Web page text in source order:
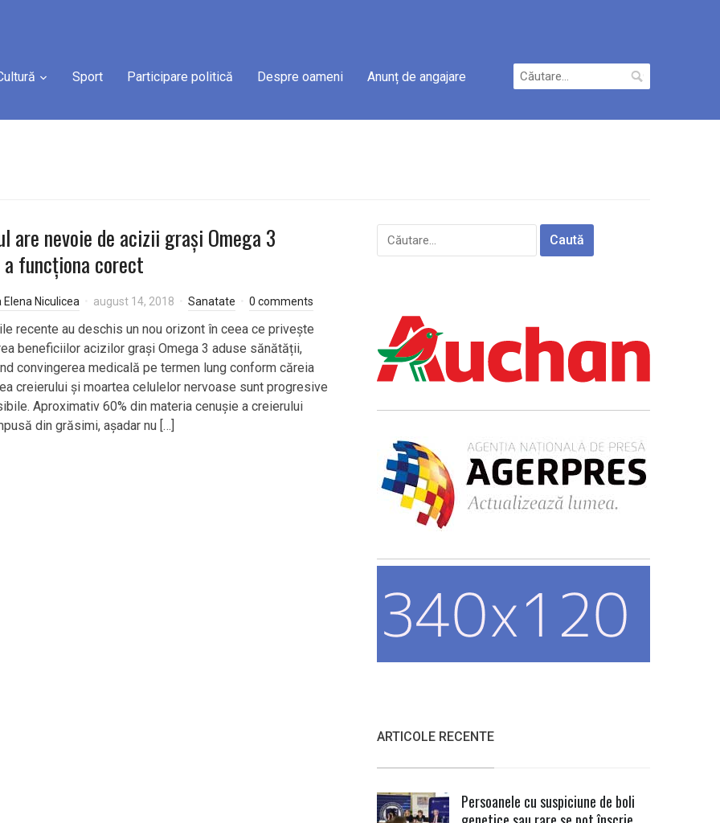
Sport Participare politică Despre oameni Anunț de angajare
Caută
după:
are nevoie de acizii grași Omega 3
funcționa corect
Elena Niculicea august 14, 2018 Sanatate 0 comments
recente au deschis un nou orizont în ceea ce privește
beneficiilor acizilor grași Omega 3 aduse sănătății,
convingerea medicală pe termen lung conform căreia
creierului și moartea celulelor nervoase sunt progresive
Aproximativ 60% din materia cenușie a creierului
din grăsimi, așadar nu […]
Caută
după:
ARTICOLE RECENTE
Persoanele cu suspiciune de boli